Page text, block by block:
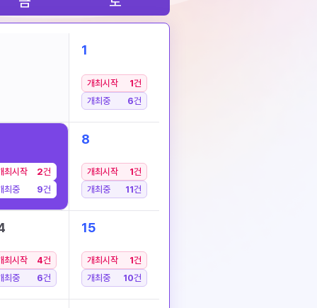
1
개최시작 1건
개최중
6건
최시작 2건
최중
9건
8
개최시작 1건
개최중
11건
최시작 4건
최중
6건
15
개최시작 1건
개최중
10건